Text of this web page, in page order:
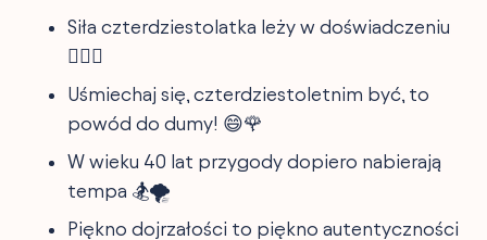
Siła czterdziestolatka leży w doświadczeniu
🏋️‍♂️💡
Uśmiechaj się, czterdziestoletnim być, to
powód do dumy! 😄🌹
W wieku 40 lat przygody dopiero nabierają
tempa 🏂🌪
Piękno dojrzałości to piękno autentyczności